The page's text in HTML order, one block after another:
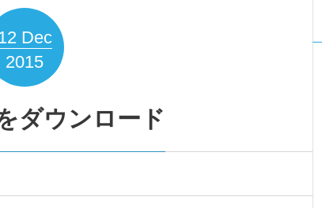
Dec
2015
ダウンロード